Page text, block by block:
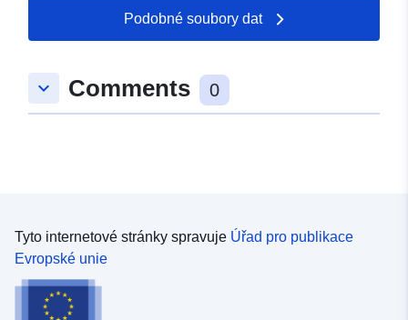
Podobné soubory dat
keyboard_arrow_down Comments 0
Tyto internetové stránky spravuje Úřad pro publikace
Evropské unie